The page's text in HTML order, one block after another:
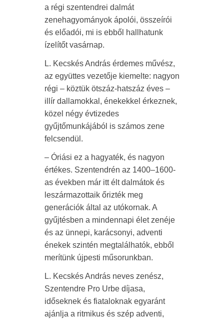
a régi szentendrei dalmát
zenehagyományok ápolói, összeírói
és előadói, mi is ebből hallhatunk
ízelítőt vasárnap.
L. Kecskés András érdemes művész,
az együttes vezetője kiemelte: nagyon
régi – köztük ötszáz-hatszáz éves –
illír dallamokkal, énekekkel érkeznek,
közel négy évtizedes
gyűjtőmunkájából is számos zene
felcsendül.
– Óriási ez a hagyaték, és nagyon
értékes. Szentendrén az 1400–1600-
as években már itt élt dalmátok és
leszármazottaik őrizték meg
generációk által az utókornak. A
gyűjtésben a mindennapi élet zenéje
és az ünnepi, karácsonyi, adventi
énekek szintén megtalálhatók, ebből
merítünk újpesti műsorunkban.
L. Kecskés András neves zenész,
Szentendre Pro Urbe díjasa,
időseknek és fiataloknak egyaránt
ajánlja a ritmikus és szép adventi,